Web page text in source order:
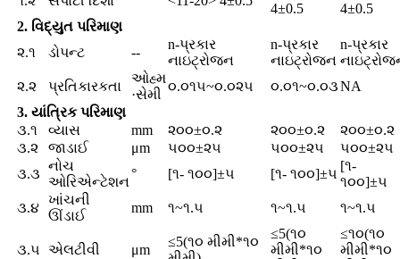
4±0.5
4±0.5
2. વિદ્યુત પરિમાણ
૨.૧
ડોપન્ટ --
n-પ્રકાર
નાઇટ્રોજન
n-પ્રકાર
નાઇટ્રોજન
n-પ્રકાર
૨.૨
પ્રતિકારકતા
ઓહ્મ
·સેમી
૦.૦૧૫~૦.૦૨૫ ૦.૦૧~૦.૦૩NA
3. યાંત્રિક પરિમાણ
૩.૧
વ્યાસ mm ૨૦૦±૦.૨ ૨૦૦±૦.૨
૨૦૦±૦.૨
૩.૨
જાડાઈ μm ૫૦૦±૨૫ ૫૦૦±૨૫
૫૦૦±૨૫
૩.૩
નોચ
ઓરિએન્ટેશન
° [૧- ૧૦૦]±૫ [૧- ૧૦૦]±૫
[૧-
૧૦૦]±૫
૩.૪
ખાંચની
ઊંડાઈ
mm ૧~૧.૫ ૧~૧.૫ ૧~૧.૫
૩.૫ એલટીવી μm
≤5(૧૦ મીમી*૧૦
≤5(૧૦
મીમી*૧૦
≤૧૦(૧૦
મીમી*૧૦